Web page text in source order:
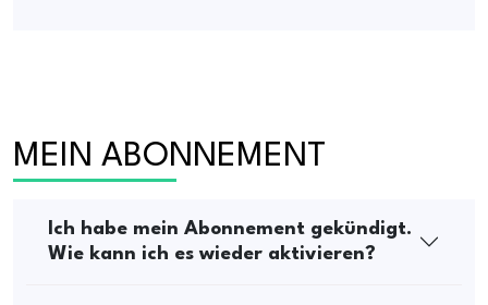
MEIN ABONNEMENT
Ich habe mein Abonnement gekündigt.
Wie kann ich es wieder aktivieren?